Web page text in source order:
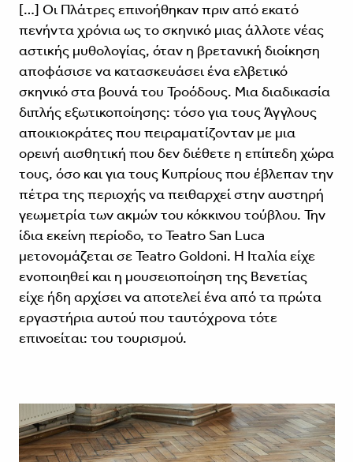
[…] Οι Πλάτρες επινοήθηκαν πριν από εκατό
πενήντα χρόνια ως το σκηνικό μιας άλλοτε νέας
αστικής μυθολογίας, όταν η βρετανική διοίκηση
αποφάσισε να κατασκευάσει ένα ελβετικό
σκηνικό στα βουνά του Τροόδους. Μια διαδικασία
διπλής εξωτικοποίησης: τόσο για τους Άγγλους
αποικιοκράτες που πειραματίζονταν με μια
ορεινή αισθητική που δεν διέθετε η επίπεδη χώρα
τους, όσο και για τους Κυπρίους που έβλεπαν την
πέτρα της περιοχής να πειθαρχεί στην αυστηρή
γεωμετρία των ακμών του κόκκινου τούβλου. Την
ίδια εκείνη περίοδο, το Teatro San Luca
μετονομάζεται σε Teatro Goldoni. Η Ιταλία είχε
ενοποιηθεί και η μουσειοποίηση της Βενετίας
είχε ήδη αρχίσει να αποτελεί ένα από τα πρώτα
εργαστήρια αυτού που ταυτόχρονα τότε
επινοείται: του τουρισμού.